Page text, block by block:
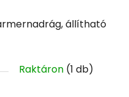
állítható
Raktáron (1 db)